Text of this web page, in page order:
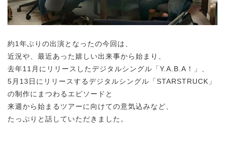
約1年ぶりの出演となったの今回は、
近況や、最近あった嬉しい出来事から始まり、
去年11月にリリースしたデジタルシングル「Y.A.B.A！」、
5月13日にリリースするデジタルシングル「STARSTRUCK」
の制作にまつわるエピソードと
来週から始まるツアーに向けての意気込みなど、
たっぷりと話していただきました。